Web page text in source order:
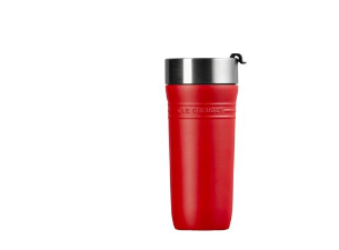
Leirvik - Stord